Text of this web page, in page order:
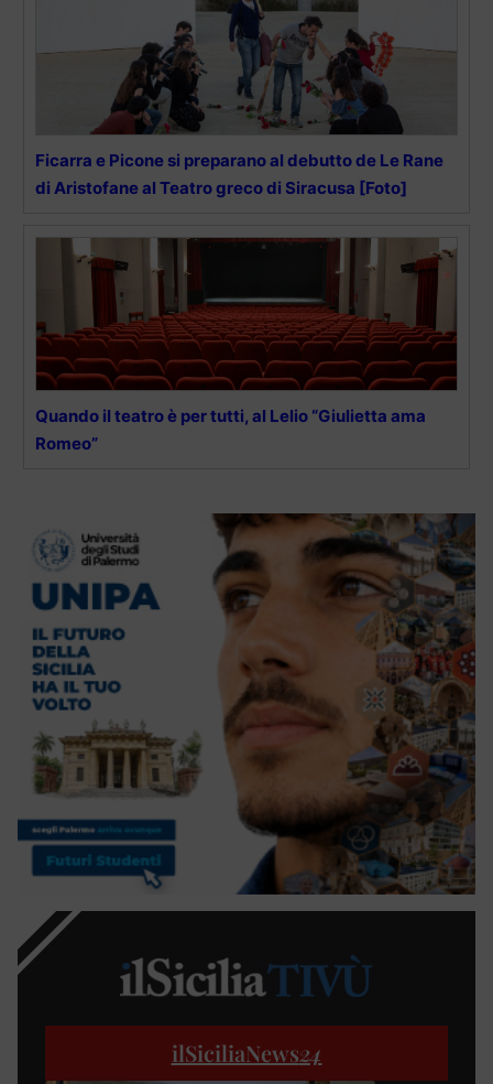
Ficarra e Picone si preparano al debutto de Le Rane
di Aristofane al Teatro greco di Siracusa [Foto]
Quando il teatro è per tutti, al Lelio “Giulietta ama
Romeo”
ilSiciliaNews24